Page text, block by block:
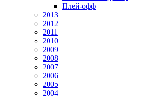
Плей-офф
2013
2012
2011
2010
2009
2008
2007
2006
2005
2004